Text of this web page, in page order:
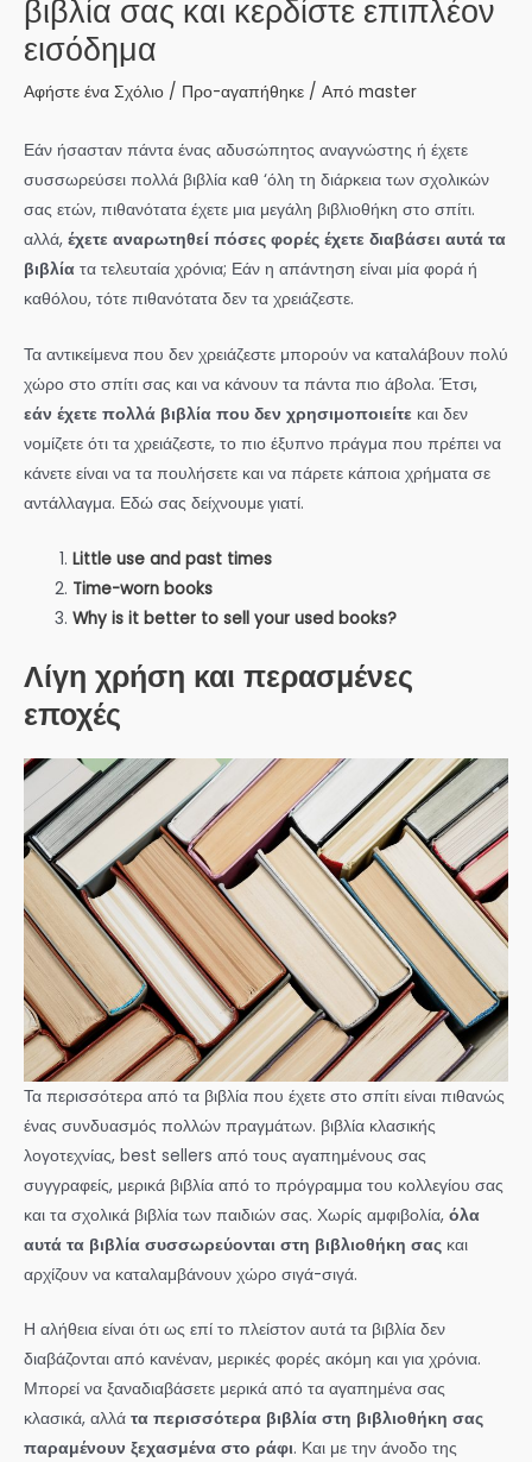
βιβλία σας και κερδίστε επιπλέον
εισόδημα
Αφήστε ένα Σχόλιο / Προ-αγαπήθηκε / Από master
Εάν ήσασταν πάντα ένας αδυσώπητος αναγνώστης ή έχετε
συσσωρεύσει πολλά βιβλία καθ ‘όλη τη διάρκεια των σχολικών
σας ετών, πιθανότατα έχετε μια μεγάλη βιβλιοθήκη στο σπίτι.
αλλά, έχετε αναρωτηθεί πόσες φορές έχετε διαβάσει αυτά τα
βιβλία τα τελευταία χρόνια; Εάν η απάντηση είναι μία φορά ή
καθόλου, τότε πιθανότατα δεν τα χρειάζεστε.
Τα αντικείμενα που δεν χρειάζεστε μπορούν να καταλάβουν πολύ
χώρο στο σπίτι σας και να κάνουν τα πάντα πιο άβολα. Έτσι,
εάν έχετε πολλά βιβλία που δεν χρησιμοποιείτε και δεν
νομίζετε ότι τα χρειάζεστε, το πιο έξυπνο πράγμα που πρέπει να
κάνετε είναι να τα πουλήσετε και να πάρετε κάποια χρήματα σε
αντάλλαγμα. Εδώ σας δείχνουμε γιατί.
Little use and past times
Time-worn books
Why is it better to sell your used books?
Λίγη χρήση και περασμένες
εποχές
Τα περισσότερα από τα βιβλία που έχετε στο σπίτι είναι πιθανώς
ένας συνδυασμός πολλών πραγμάτων. βιβλία κλασικής
λογοτεχνίας, best sellers από τους αγαπημένους σας
συγγραφείς, μερικά βιβλία από το πρόγραμμα του κολλεγίου σας
και τα σχολικά βιβλία των παιδιών σας. Χωρίς αμφιβολία, όλα
αυτά τα βιβλία συσσωρεύονται στη βιβλιοθήκη σας και
αρχίζουν να καταλαμβάνουν χώρο σιγά-σιγά.
Η αλήθεια είναι ότι ως επί το πλείστον αυτά τα βιβλία δεν
διαβάζονται από κανέναν, μερικές φορές ακόμη και για χρόνια.
Μπορεί να ξαναδιαβάσετε μερικά από τα αγαπημένα σας
κλασικά, αλλά τα περισσότερα βιβλία στη βιβλιοθήκη σας
παραμένουν ξεχασμένα στο ράφι. Και με την άνοδο της